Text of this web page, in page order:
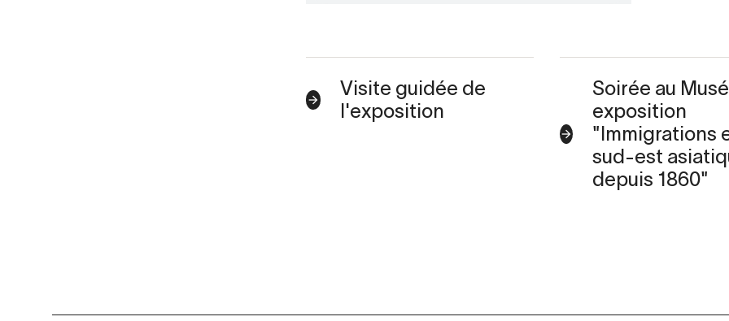
Visite guidée de
l'exposition
Soirée au
exposition
"Immigrations
sud-est
depuis 1860"